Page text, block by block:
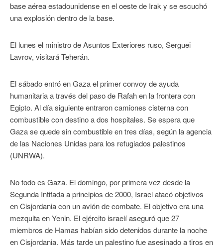
base aérea estadounidense en el oeste de Irak y se escuchó
una explosión dentro de la base.
El lunes el ministro de Asuntos Exteriores ruso, Serguei
Lavrov, visitará Teherán.
El sábado entró en Gaza el primer convoy de ayuda
humanitaria a través del paso de Rafah en la frontera con
Egipto. Al día siguiente entraron camiones cisterna con
combustible con destino a dos hospitales. Se espera que
Gaza se quede sin combustible en tres días, según la agencia
de las Naciones Unidas para los refugiados palestinos
(UNRWA).
No todo es Gaza. El domingo, por primera vez desde la
Segunda Intifada a principios de 2000, Israel atacó objetivos
en Cisjordania con un avión de combate. El objetivo era una
mezquita en Yenin. El ejército israelí aseguró que 27
miembros de Hamas habían sido detenidos durante la noche
en Cisjordania. Más tarde un palestino fue asesinado a tiros en